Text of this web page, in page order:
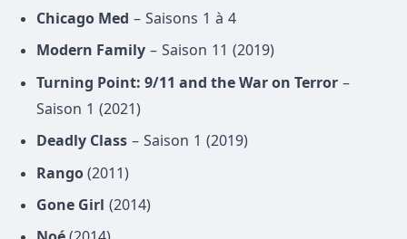
Chicago Med – Saisons 1 à 4
Modern Family – Saison 11 (2019)
Turning Point: 9/11 and the War on Terror –
Saison 1 (2021)
Deadly Class – Saison 1 (2019)
Rango (2011)
Gone Girl (2014)